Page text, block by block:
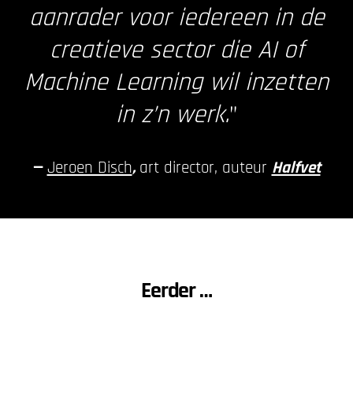
aanrader voor iedereen in de
creatieve sector die AI of
Machine Learning wil inzetten
in z’n werk.”
—Jeroen Disch,art director, auteur Halfvet
Eerder …